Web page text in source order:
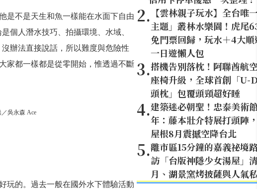
是不是天生和魚一樣能在水面下自由
個人潛水技巧、拍攝環境、水域、
辦法直接說話，所以難度與危險性
家都一樣都是從零開始，惟透過不斷
吳永森 Ace
玩的。過去一般在國外水下體驗活動
2. 【雲林親子玩水】全台唯
主題」叢林水樂園！虎尾
免門票回歸，玩水＋4大
一日遊懶人包
3.搭機告別落枕！阿聯酋航
座椅升級，全球首創「
頭枕」包覆頭頸超好睡
4.建築迷必朝聖！忠泰美術
年：藤本壯介特展打頭陣
屋根8月震撼空降台北
5.離市區15分鐘的嘉義祕境
訪「台版神隱少女湯屋」
月、湖景窯烤披薩與人氣